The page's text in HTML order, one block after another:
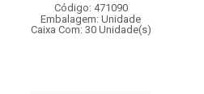
Código: 471090
Embalagem: Unidade
Caixa Com: 30 Unidade(s)